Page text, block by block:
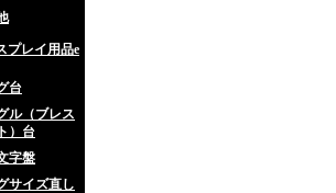
プレイ用品e
台
ル（ブレス
）台
字盤
サイズ直し